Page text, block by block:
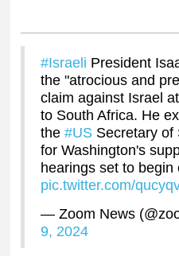
#Israeli President
the "atrocious and
claim against Israel
to South Africa. He
the#US Secretary of
for Washington's
hearings set to
pic.twitter.com/
— Zoom News
9, 2024